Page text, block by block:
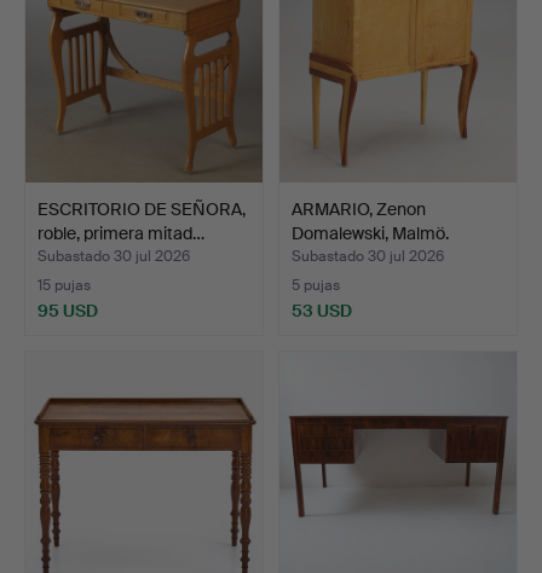
ESCRITORIO DE SEÑORA,
roble, primera mitad…
Subastado 30 jul 2026
15 pujas
95 USD
ARMARIO, Zenon
Domalewski, Malmö.
Subastado 30 jul 2026
5 pujas
53 USD